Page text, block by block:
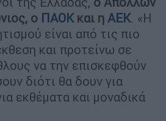
ο ΠΑΟΚκαι η ΑΕΚ. «Η
είναι από τις πιο
και προτείνω σε
να την επισκεφθούν
διότι θα δουν για
εκθέματα και μοναδικά